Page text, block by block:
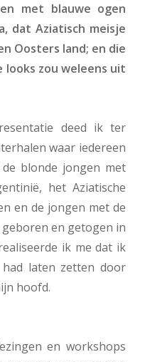
met blauwe ogen
dat Aziatisch meisje
Oosters land; en die
zou weleens uit
deed ik ter
waar iedereen
blonde jongen met
het Aziatische
en de jongen met de
en getogen in
ik me dat ik
laten zetten door
hoofd.
en workshops